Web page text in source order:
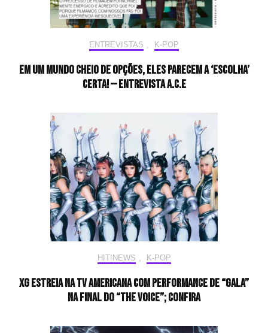
ENTREVISTAS K-POP
Em um mundo cheio de opções, eles parecem a ‘escolha’
certa! — ENTREVISTA A.C.E
HIT!NEWS K-POP
XG estreia na TV americana com performance de “GALA”
na final do “The Voice”; confira